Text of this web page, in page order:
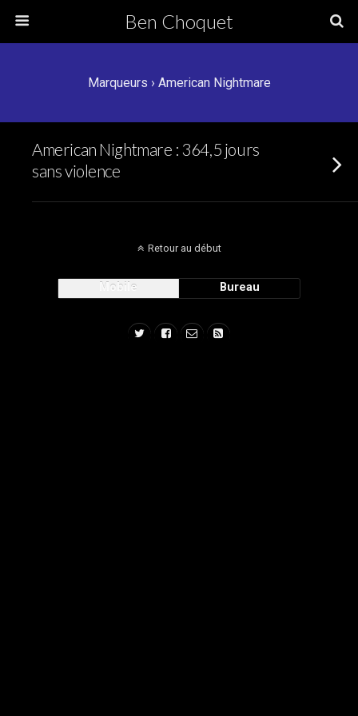
Ben Choquet
Marqueurs › American Nightmare
American Nightmare : 364,5 jours
sans violence
Retour au début
Mobile Bureau